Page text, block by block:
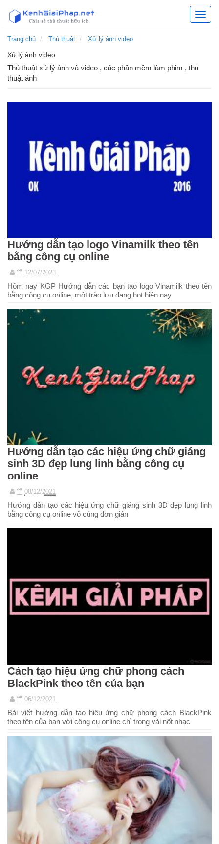
Kênh
Trang chủ Thủ thuật Xử lý ảnh video
Xử lý ảnh video
Thủ thuật xử lý ảnh và video , các phần mềm làm phim , thủ
thuật ảnh
Hướng dẫn tạo logo Vinamilk theo tên
bằng công cụ online
12/07/2023
Hôm nay KGP Hướng dẫn các bạn tạo logo Vinamilk theo tên
bằng công cụ online, một trào lưu đang hot hiện nay
Hướng dẫn tạo các hiệu ứng chữ giáng
sinh 3D đẹp lung linh bằng công cụ
online
08/12/2021
Hướng dẫn tạo các hiệu ứng chữ giáng sinh 3D đẹp lung linh
bằng công cụ online vô cùng đơn giản
Cách tạo hiệu ứng chữ phong cách
BlackPink theo tên của bạn
06/12/2021
Bài viết hướng dẫn tạo hiệu ứng chữ phong cách BlackPink
theo tên của bạn với công cụ online chỉ trong vài nốt nhạc